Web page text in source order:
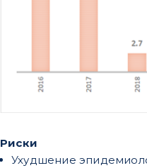
Риски
Ухудшение